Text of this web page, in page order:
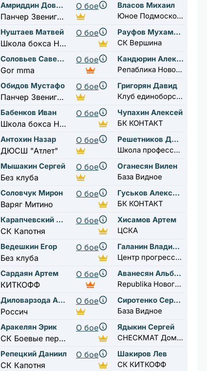
Амриддин Довудов
Панчер Звенигород
О бое
Власов Михаил
Юное Подмосковье
Нуштаев Матвей
Школа бокса Нахабино
О бое
Рауфов Мухаммад
СК Вершина
Соловьев Савелий
Gor mma
О бое
Кандюрин Александр
Репаблика Новогорск
Обидов Мустафо
Панчер Звенигород
О бое
Григорян Давид
Клуб единоборств Raskat
Бабенков Иван
Школа бокса Нахабино
О бое
Чупахин Алексей
БК КОНТАКТ
Антохин Назар
ДЮСШ "Атлет"
О бое
Решетников Дмитрий
Школа профессионального бокса А.Н. Ткаченко
Мышакин Сергей
Без клуба
О бое
Оганесян Вилен
База Видное
Соловчук Мирон
Варяг Митино
О бое
Гуськов Александр
БК КОНТАКТ
Карапчевский Николай
СК Капотня
О бое
Хисамов Артем
ЦСКА
Ведешкин Егор
Без клуба
О бое
Галанин Владимир
Центр прогресса бокса
Сардаян Артем
КИТКОФФ
О бое
Аванесян Альберт
Republika Новогорск
Диловарзода Абубакр
Россич
О бое
Сиротенко Сергей
База Видное
Аракелян Эрик
СК Боевые перчатки
О бое
Ядыкин Сергей
CHECKMAT Домодедово
Репецкий Даниил
СК Капотня
О бое
Шакиров Лев
СК КИТКОФФ